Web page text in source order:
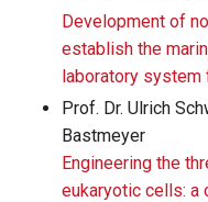
Development of
establish the
laboratory
Prof. Dr. Ulrich
Bastmeyer
Engineering the
eukaryotic cells: a